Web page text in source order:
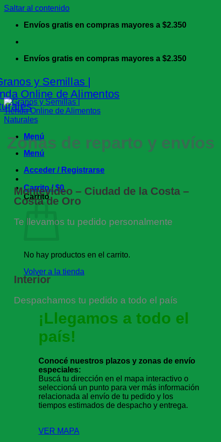
Saltar al contenido
Envíos gratis en compras mayores a $2.350
Envíos gratis en compras mayores a $2.350
Menú
Menú
Acceder / Registrarse
Carrito /$0
Carrito
No hay productos en el carrito.
Volver a la tienda
¡Llegamos a todo el
país!
Conocé nuestros plazos y zonas de envío
especiales:
Buscá tu dirección en el mapa interactivo o
seleccioná un punto para ver más información
relacionada al envío de tu pedido y los
tiempos estimados de despacho y entrega.
VER MAPA
Zonas de reparto y envíos
Montevideo – Ciudad de la Costa –
Costa de Oro
Te llevamos tu pedido personalmente
Interior
Despachamos tu pedido a todo el país